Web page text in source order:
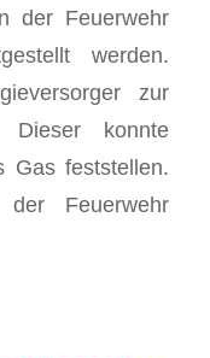
der Feuerwehr
werden.
zur
Dieser konnte
Gas feststellen.
Feuerwehr